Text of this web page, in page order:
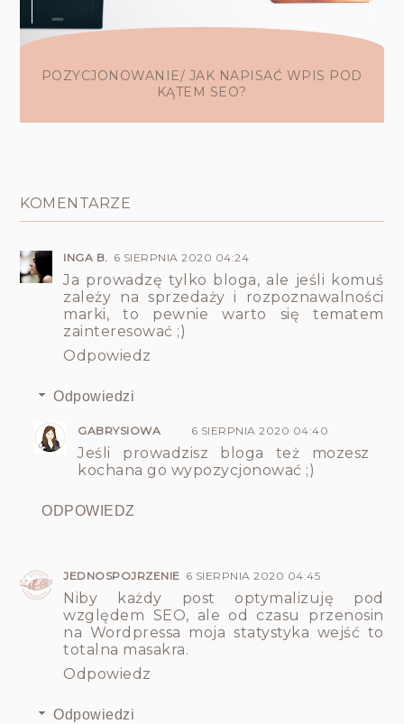
POZYCJONOWANIE/ JAK NAPISAĆ WPIS POD
KĄTEM SEO?
KOMENTARZE
INGA B. 6 SIERPNIA 2020 04:24
Ja prowadzę tylko bloga, ale jeśli komuś
zależy na sprzedaży i rozpoznawalności
marki, to pewnie warto się tematem
zainteresować ;)
Odpowiedz
Odpowiedzi
GABRYSIOWA 6 SIERPNIA 2020 04:40
Jeśli prowadzisz bloga też mozesz
kochana go wypozycjonować ;)
ODPOWIEDZ
JEDNOSPOJRZENIE 6 SIERPNIA 2020 04:45
Niby każdy post optymalizuję pod
względem SEO, ale od czasu przenosin
na Wordpressa moja statystyka wejść to
totalna masakra.
Odpowiedz
Odpowiedzi